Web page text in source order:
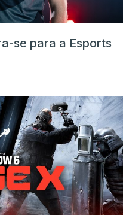
se para a Esports